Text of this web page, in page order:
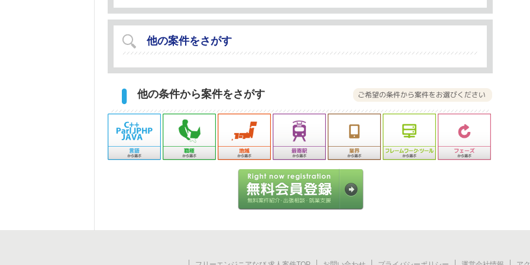
他の案件をさがす
他の条件から案件をさがす